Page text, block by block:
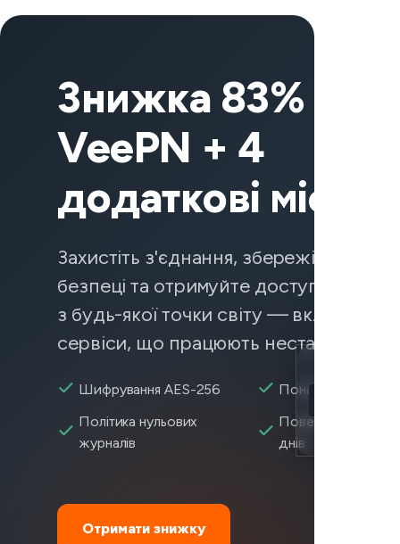
Знижка 83% на
VeePN + 4
додаткові місяці
Захистіть з'єднання, збережіть дані в
безпеці та отримуйте доступ до
з будь-якої точки світу — включаючи
сервіси, що працюють нестабільно.
Шифрування AES-256
Понад 2 600+
Політика нульових
журналів
Повернення
днів
Отримати знижку